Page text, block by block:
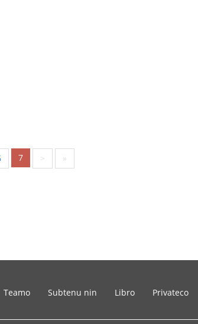
7 > »
Teamo Subtenu nin Libro Privateco